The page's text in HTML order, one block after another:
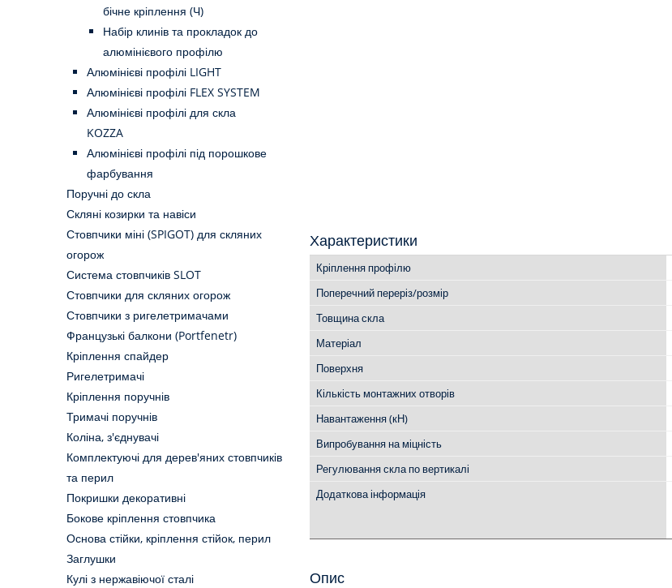
бічне кріплення (Ч)
Набір клинів та прокладок до
алюмінієвого профілю
Алюмінієві профілі LIGHT
Алюмінієві профілі FLEX SYSTEM
Алюмінієві профілі для скла
KOZZA
Алюмінієві профілі під порошкове
фарбування
Поручні до скла
Скляні козирки та навіси
Стовпчики міні (SPIGOT) для скляних
огорож
Система стовпчиків SLOT
Стовпчики для скляних огорож
Стовпчики з ригелетримачами
Французькі балкони (Portfenetr)
Кріплення спайдер
Ригелетримачі
Кріплення поручнів
Тримачі поручнів
Коліна, з'єднувачі
Комплектуючі для дерев'яних стовпчиків
та перил
Покришки декоративні
Бокове кріплення стовпчика
Основа стійки, кріплення стійок, перил
Заглушки
Кулі з нержавіючої сталі
Характеристики
Кріплення профілю
Поперечний переріз/розмір
Товщина скла
Матеріал
Поверхня
Кількість монтажних отворів
Навантаження (кН)
Випробування на міцність
Регулювання скла по вертикалі
Додаткова інформація
Опис